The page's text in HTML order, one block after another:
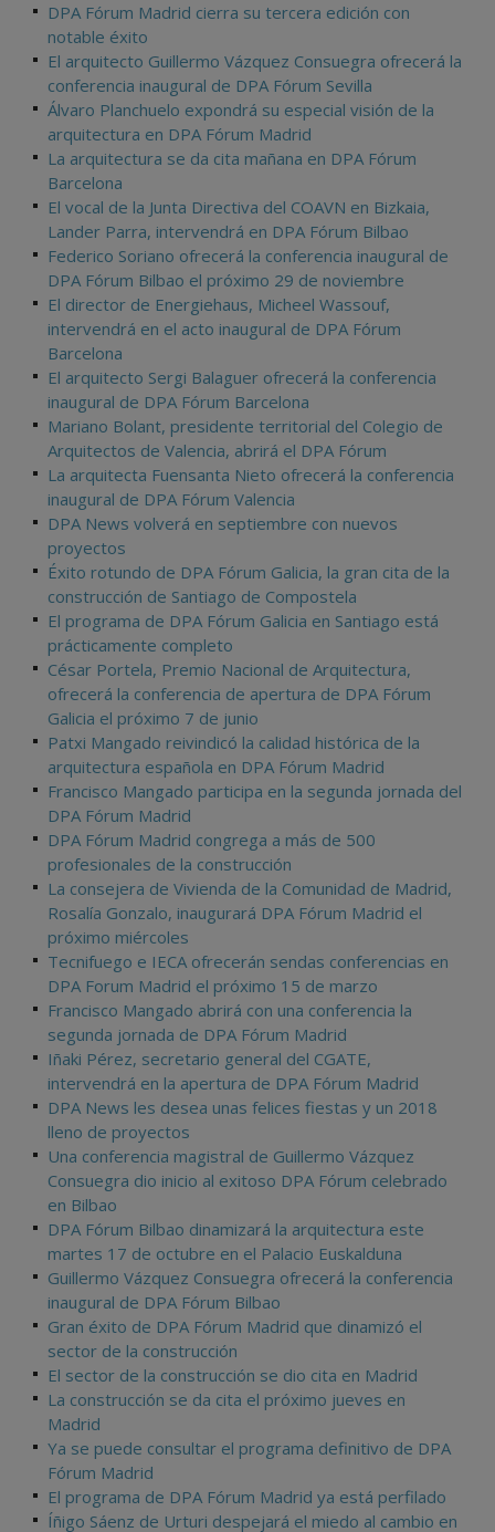
DPA Fórum Madrid cierra su tercera edición con
notable éxito
El arquitecto Guillermo Vázquez Consuegra ofrecerá la
conferencia inaugural de DPA Fórum Sevilla
Álvaro Planchuelo expondrá su especial visión de la
arquitectura en DPA Fórum Madrid
La arquitectura se da cita mañana en DPA Fórum
Barcelona
El vocal de la Junta Directiva del COAVN en Bizkaia,
Lander Parra, intervendrá en DPA Fórum Bilbao
Federico Soriano ofrecerá la conferencia inaugural de
DPA Fórum Bilbao el próximo 29 de noviembre
El director de Energiehaus, Micheel Wassouf,
intervendrá en el acto inaugural de DPA Fórum
Barcelona
El arquitecto Sergi Balaguer ofrecerá la conferencia
inaugural de DPA Fórum Barcelona
Mariano Bolant, presidente territorial del Colegio de
Arquitectos de Valencia, abrirá el DPA Fórum
La arquitecta Fuensanta Nieto ofrecerá la conferencia
inaugural de DPA Fórum Valencia
DPA News volverá en septiembre con nuevos
proyectos
Éxito rotundo de DPA Fórum Galicia, la gran cita de la
construcción de Santiago de Compostela
El programa de DPA Fórum Galicia en Santiago está
prácticamente completo
César Portela, Premio Nacional de Arquitectura,
ofrecerá la conferencia de apertura de DPA Fórum
Galicia el próximo 7 de junio
Patxi Mangado reivindicó la calidad histórica de la
arquitectura española en DPA Fórum Madrid
Francisco Mangado participa en la segunda jornada del
DPA Fórum Madrid
DPA Fórum Madrid congrega a más de 500
profesionales de la construcción
La consejera de Vivienda de la Comunidad de Madrid,
Rosalía Gonzalo, inaugurará DPA Fórum Madrid el
próximo miércoles
Tecnifuego e IECA ofrecerán sendas conferencias en
DPA Forum Madrid el próximo 15 de marzo
Francisco Mangado abrirá con una conferencia la
segunda jornada de DPA Fórum Madrid
Iñaki Pérez, secretario general del CGATE,
intervendrá en la apertura de DPA Fórum Madrid
DPA News les desea unas felices fiestas y un 2018
lleno de proyectos
Una conferencia magistral de Guillermo Vázquez
Consuegra dio inicio al exitoso DPA Fórum celebrado
en Bilbao
DPA Fórum Bilbao dinamizará la arquitectura este
martes 17 de octubre en el Palacio Euskalduna
Guillermo Vázquez Consuegra ofrecerá la conferencia
inaugural de DPA Fórum Bilbao
Gran éxito de DPA Fórum Madrid que dinamizó el
sector de la construcción
El sector de la construcción se dio cita en Madrid
La construcción se da cita el próximo jueves en
Madrid
Ya se puede consultar el programa definitivo de DPA
Fórum Madrid
El programa de DPA Fórum Madrid ya está perfilado
Íñigo Sáenz de Urturi despejará el miedo al cambio en